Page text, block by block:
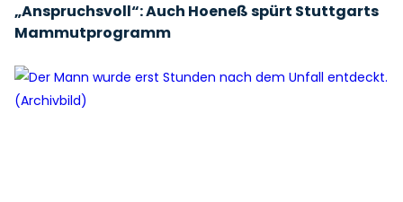
„Anspruchsvoll“: Auch Hoeneß spürt Stuttgarts
Mammutprogramm